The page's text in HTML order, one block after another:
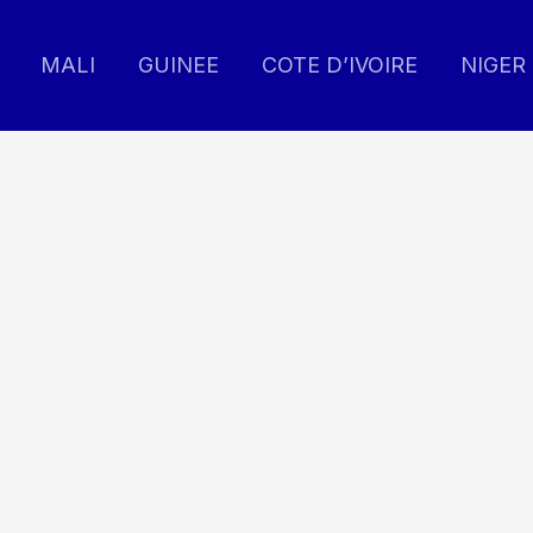
MALI GUINEE COTE D’IVOIRE NIGER